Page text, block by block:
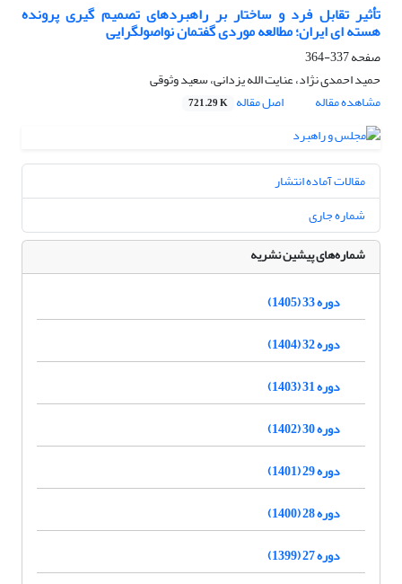
تأثیر تقابل فرد و ساختار بر راهبردهای تصمیم‏ گیری پرونده
هسته‏ ای ایران؛ مطالعه موردی گفتمان نواصول‏گرایی
صفحه337-364
حمید احمدی نژاد، عنایت الله یزدانی، سعید وثوقی
مشاهده مقاله
اصل مقاله 721.29 K
مقالات آماده انتشار
شماره جاری
شماره‌های پیشین نشریه
دوره 33 (1405)
دوره 32 (1404)
دوره 31 (1403)
دوره 30 (1402)
دوره 29 (1401)
دوره 28 (1400)
دوره 27 (1399)